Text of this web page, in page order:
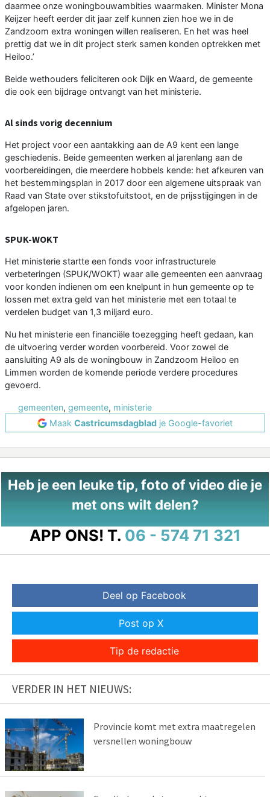
daarmee onze woningbouwambities waarmaken. Minister Mona
Keijzer heeft eerder dit jaar zelf kunnen zien hoe we in de
Zandzoom extra woningen willen realiseren. En het was heel
prettig dat we in dit project sterk samen konden optrekken met
Heiloo.’
Beide wethouders feliciteren ook Dijk en Waard, de gemeente
die ook een bijdrage ontvangt van het ministerie.
Al sinds vorig decennium
Het project voor een aantakking aan de A9 kent een lange
geschiedenis. Beide gemeenten werken al jarenlang aan de
voorbereidingen, die meerdere hobbels kende: het afkeuren van
het bestemmingsplan in 2017 door een algemene uitspraak van
Raad van State over stikstofuitstoot, en de prijsstijgingen in de
afgelopen jaren.
SPUK-WOKT
Het ministerie startte een fonds voor infrastructurele
verbeteringen (SPUK/WOKT) waar alle gemeenten een aanvraag
voor konden indienen om een knelpunt in hun gemeente op te
lossen met extra geld van het ministerie met een totaal te
verdelen budget van 1,3 miljard euro.
Nu het ministerie een financiële toezegging heeft gedaan, kan
de uitvoering verder worden voorbereid. Voor zowel de
aansluiting A9 als de woningbouw in Zandzoom Heiloo en
Limmen worden de komende periode verdere procedures
gevoerd.
gemeenten, gemeente, ministerie
Maak Castricumsdagblad je Google-favoriet
Heb je een leuke tip, foto of video die je
met ons wilt delen?
APP ONS! T. 06 - 574 71 321
Deel op Facebook
Post op X
Tip de redactie
VERDER IN HET NIEUWS:
Provincie komt met extra maatregelen
versnellen woningbouw